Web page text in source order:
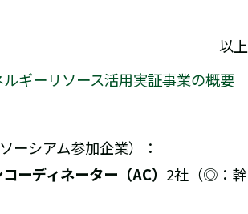
以上
ギーリソース活用実証事業の概要
シアム参加企業）：
ーディネーター（AC） 2社（◎：幹